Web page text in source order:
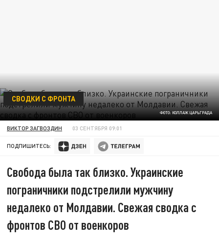
ФОТО: КОЛЛАЖ ЦАРЬГРАДА
СВОДКИ С ФРОНТА
ВИКТОР ЗАГВОЗДИН 03 СЕНТЯБРЯ 09:01
ПОДПИШИТЕСЬ:
Свобода была так близко. Украинские
пограничники подстрелили мужчину
недалеко от Молдавии. Свежая сводка с
фронтов СВО от военкоров